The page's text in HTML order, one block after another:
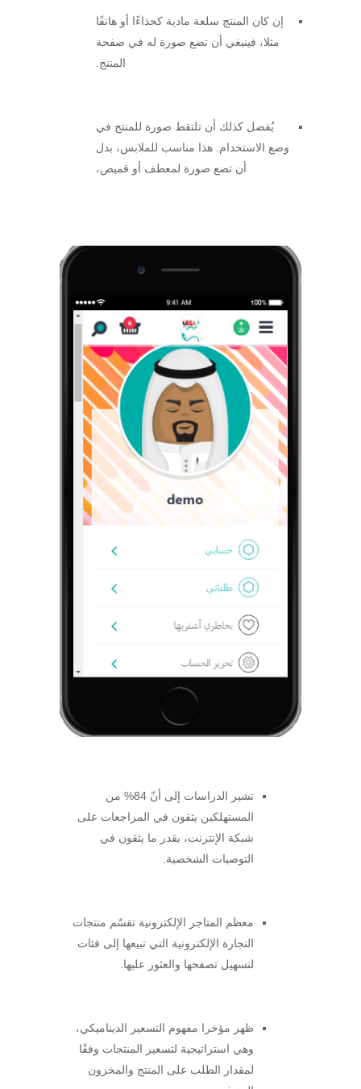
إن كان المنتج سلعة مادية كحذاءًا أو هاتفًا
مثلا، فينبغي أن تضع صورة له في صفحة
المنتج.
يُفضل كذلك أن تلتقط صورة للمنتج في
وضع الاستخدام. هذا مناسب للملابس، بدل
أن تضع صورة لمعطف أو قميص،
تشير الدراسات إلى أنّ 84% من
المستهلكين يثقون في المراجعات على
شبكة الإنترنت، بقدر ما يثقون في
التوصيات الشخصية.
معظم المتاجر الإلكترونية تقسّم منتجات
التجارة الإلكترونية التي تبيعها إلى فئات
لتسهيل تصفحها والعثور عليها.
ظهر مؤخرا مفهوم التسعير الديناميكي،
وهي استراتيجية لتسعير المنتجات وفقًا
لمقدار الطلب على المنتج والمخزون